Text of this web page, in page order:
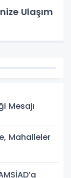
Ulaşım
Mesajı
Mahalleler